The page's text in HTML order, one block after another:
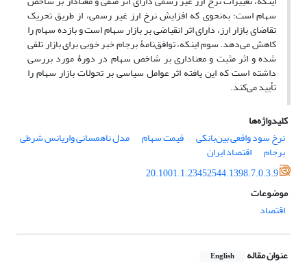
سهام است؛ به‌نحوی که افزایش نرخ ارز غیر رسمی، از طریق تحریک
تقاضای بازار ارز، دارای اثر انقباضی بر بازار سهام است و بازده سهام را
کاهش می‌دهد. سوم اینکه، توافق‌نامۀ برجام خبر خوبی برای بازار تلقی
شده و اثر مثبت و معناداری بر شاخص سهام در دورۀ مورد بررسی
داشته است که این یافته اثر عوامل سیاسی بر تحولات بازار سهام را
تأیید می‌کند.
کلیدواژه‌ها
نرخ سود واقعی بین‌بانکی
قیمت سهام مدل ناهمسانی واریانس شرطی
برجام
اقتصاد ایران
20.1001.1.23452544.1398.7.0.3.9
موضوعات
اقتصاد
عنوان مقاله English